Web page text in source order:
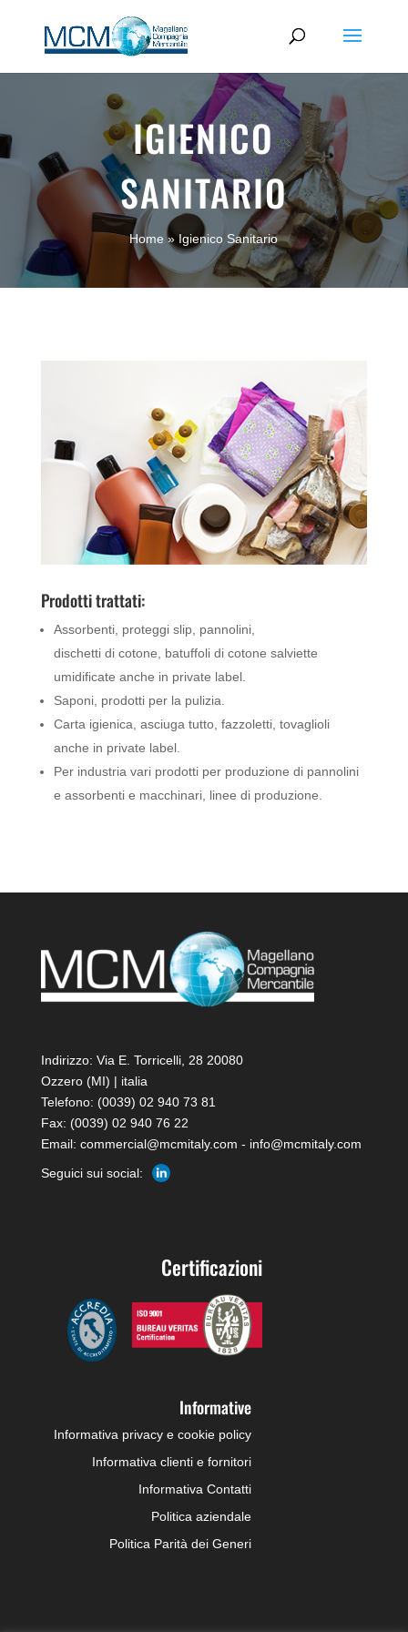
IGIENICO
SANITARIO
Home » Igienico Sanitario
Prodotti trattati:
Assorbenti, proteggi slip, pannolini,
dischetti di cotone, batuffoli di cotone salviette
umidificate anche in private label.
Saponi, prodotti per la pulizia.
Carta igienica, asciuga tutto, fazzoletti, tovaglioli
anche in private label.
Per industria vari prodotti per produzione di pannolini
e assorbenti e macchinari, linee di produzione.
Indirizzo: Via E. Torricelli, 28 20080
Ozzero (MI) | italia
Telefono: (0039) 02 940 73 81
Fax: (0039) 02 940 76 22
Email: commercial@mcmitaly.com - info@mcmitaly.com
Seguici sui social:
Certificazioni
Informative
Informativa privacy e cookie policy
Informativa clienti e fornitori
Informativa Contatti
Politica aziendale
Politica Parità dei Generi